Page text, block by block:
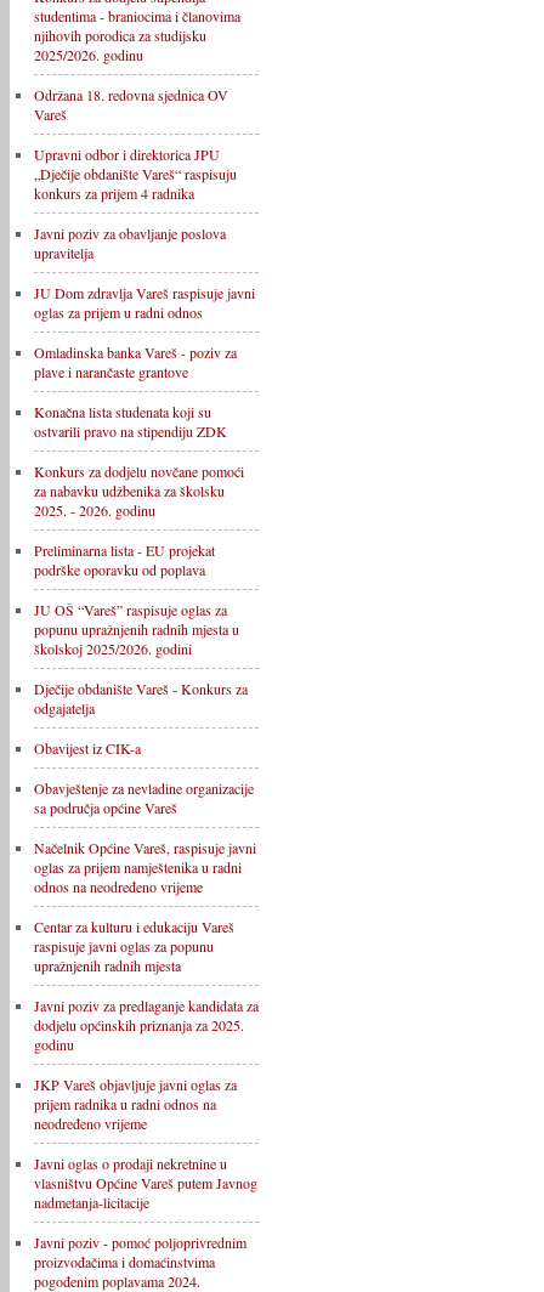
studentima - braniocima i članovima
njihovih porodica za studijsku
2025/2026. godinu
Održana 18. redovna sjednica OV
Vareš
Upravni odbor i direktorica JPU
„Dječije obdanište Vareš“ raspisuju
konkurs za prijem 4 radnika
Javni poziv za obavljanje poslova
upravitelja
JU Dom zdravlja Vareš raspisuje javni
oglas za prijem u radni odnos
Omladinska banka Vareš - poziv za
plave i narančaste grantove
Konačna lista studenata koji su
ostvarili pravo na stipendiju ZDK
Konkurs za dodjelu novčane pomoći
za nabavku udžbenika za školsku
2025. - 2026. godinu
Preliminarna lista - EU projekat
podrške oporavku od poplava
JU OŠ “Vareš” raspisuje oglas za
popunu upražnjenih radnih mjesta u
školskoj 2025/2026. godini
Dječije obdanište Vareš - Konkurs za
odgajatelja
Obavijest iz CIK-a
Obavještenje za nevladine organizacije
sa područja općine Vareš
Načelnik Općine Vareš, raspisuje javni
oglas za prijem namještenika u radni
odnos na neodređeno vrijeme
Centar za kulturu i edukaciju Vareš
raspisuje javni oglas za popunu
upražnjenih radnih mjesta
Javni poziv za predlaganje kandidata za
dodjelu općinskih priznanja za 2025.
godinu
JKP Vareš objavljuje javni oglas za
prijem radnika u radni odnos na
neodređeno vrijeme
Javni oglas o prodaji nekretnine u
vlasništvu Općine Vareš putem Javnog
nadmetanja-licitacije
Javni poziv - pomoć poljoprivrednim
proizvođačima i domaćinstvima
pogođenim poplavama 2024.